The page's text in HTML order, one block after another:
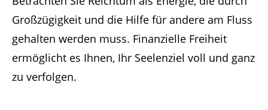
Großzügigkeit und die Hilfe für andere am Fluss
gehalten werden muss. Finanzielle Freiheit
ermöglicht es Ihnen, Ihr Seelenziel voll und ganz
zu verfolgen.